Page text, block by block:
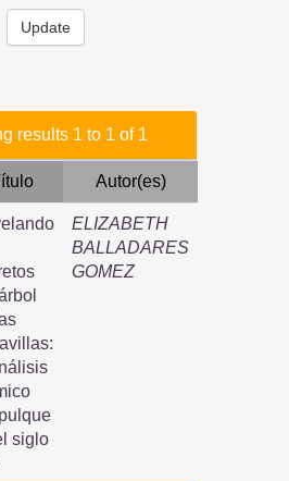
results 1 to 1 of 1
Autor(es)
siglo
ELIZABETH
BALLADARES
GOMEZ